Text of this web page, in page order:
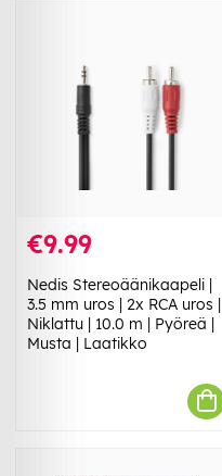
€9.99
Nedis Stereoäänikaapeli |
3.5 mm uros | 2x RCA uros |
Niklattu | 10.0 m | Pyöreä |
Musta | Laatikko